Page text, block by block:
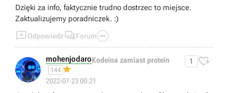
Dzięki za info, faktycznie trudno dostrzec to miejsce.
Zaktualizujemy poradniczek. :)
Odpowiedz  Forum 
😁
mohenjodaroKodeina zamiast protein
144
2022-07-23 00:21
1 